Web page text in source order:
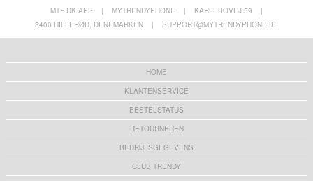
MTP.DK APS | MYTRENDYPHONE | KARLEBOVEJ 59
|
3400 HILLERØD, DENEMARKEN
| SUPPORT@MYTRENDYPHONE.BE
HOME
KLANTENSERVICE
BESTELSTATUS
RETOURNEREN
BEDRIJFSGEGEVENS
CLUB TRENDY